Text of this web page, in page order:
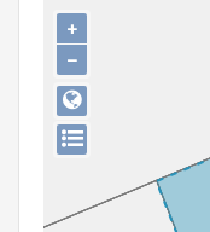
Gebeurtenis
Persoon of collectief
Downloads
Aanmelden
+
−